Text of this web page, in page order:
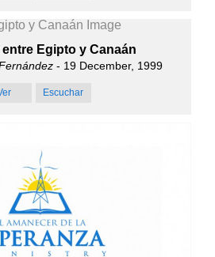
entre Egipto y Canaán
- 19 December, 1999
Escuchar